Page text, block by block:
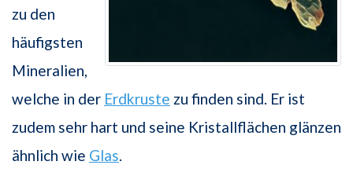
zu den
häufigsten
Mineralien,
welche in der Erdkruste zu finden sind. Er ist
zudem sehr hart und seine Kristallflächen glänzen
ähnlich wie Glas.